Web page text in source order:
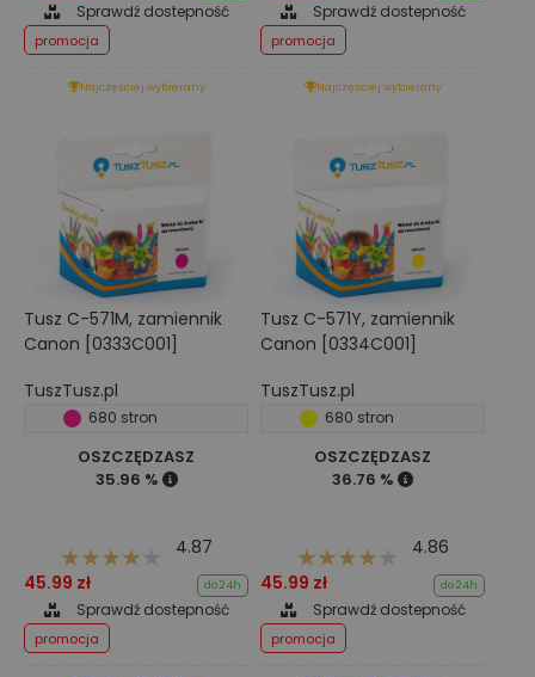
Sprawdź dostepność
promocja
Sprawdź dostepność
promocja
Najczęściej wybierany
Tusz C-571M, zamiennik
Canon [0333C001]
TuszTusz.pl
680 stron
OSZCZĘDZASZ
35.96 %
4.87
45.99 zł
do 24h
Sprawdź dostepność
promocja
Najczęściej wybierany
Tusz C-571Y, zamiennik
Canon [0334C001]
TuszTusz.pl
680 stron
OSZCZĘDZASZ
36.76 %
4.86
45.99 zł
do 24h
Sprawdź dostepność
promocja